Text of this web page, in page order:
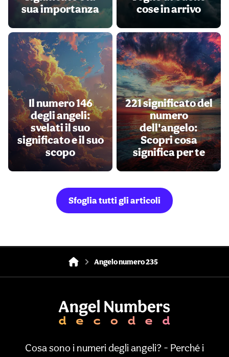
sua importanza
cose in arrivo
Il numero 146
degli angeli:
svelati il suo
significato e il suo
scopo
221 significato del
numero
dell'angelo:
Scopri cosa
significa per te
Sfoglia tutti gli articoli
Angelo numero 235
Cosa sono i numeri degli angeli? - Perché i